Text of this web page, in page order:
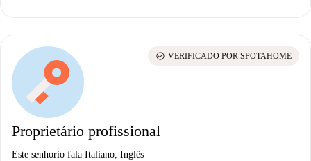
Proprietário profissional
Este senhorio fala Italiano, Inglês
check_circle VERIFICADO POR SPOTAHOME